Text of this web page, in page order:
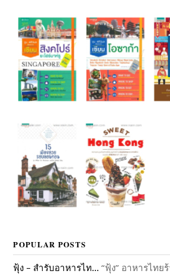
POPULAR POSTS
ฟุ้ง – สำรับอาหารไท... “ฟุ้ง” อาหารไทย